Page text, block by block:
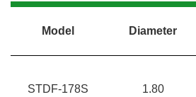
Model Diameter
STDF-178S 1.80